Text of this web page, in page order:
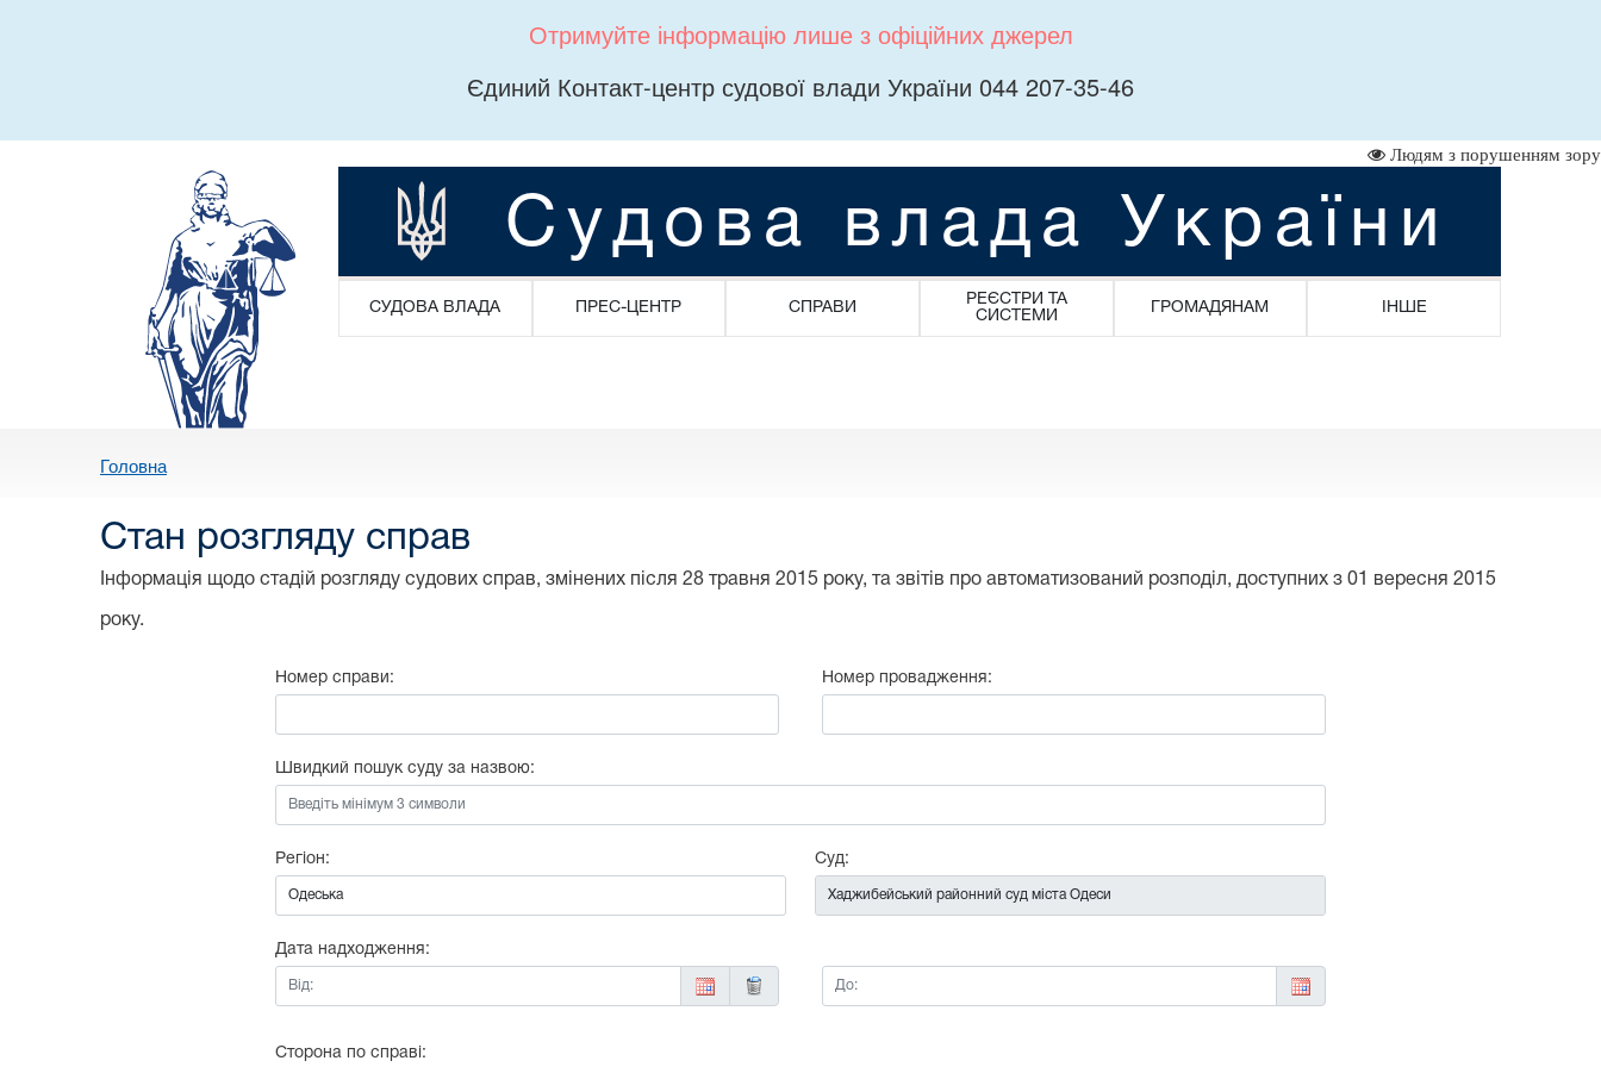
Отримуйте інформацію лише з офіційних джерел
Єдиний Контакт-центр судової влади України 044 207-35-46
Людям з порушенням зору
Судова влада України
СУДОВА ВЛАДА ПРЕС-ЦЕНТР СПРАВИ
РЕЄСТРИ ТА
СИСТЕМИ
ГРОМАДЯНАМ ІНШЕ
Головна
Стан розгляду справ
Інформація щодо стадій розгляду судових справ, змінених після 28 травня 2015 року, та звітів про автоматизований розподіл, доступних з 01 вересня 2015
року.
Номер справи: Номер провадження:
Швидкий пошук суду за назвою:
Регіон: Суд:
Дата надходження:
Від:
До:
Сторона по справі: